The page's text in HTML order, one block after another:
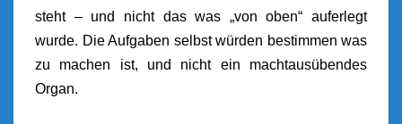
steht – und nicht das was „von oben“ auferlegt
wurde. Die Aufgaben selbst würden bestimmen was
zu machen ist, und nicht ein machtausübendes
Organ.